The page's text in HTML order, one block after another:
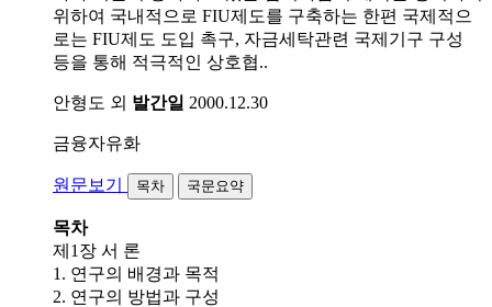
위하여 국내적으로 FIU제도를 구축하는 한편 국제적으
로는 FIU제도 도입 촉구, 자금세탁관련 국제기구 구성
등을 통해 적극적인 상호협..
안형도 외 발간일 2000.12.30
금융자유화
원문보기 목차 국문요약
목차
제1장 서 론
1. 연구의 배경과 목적
2. 연구의 방법과 구성